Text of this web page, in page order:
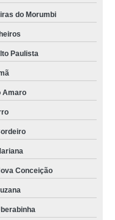
do Morumbi
Paulista
Amaro
Conceição